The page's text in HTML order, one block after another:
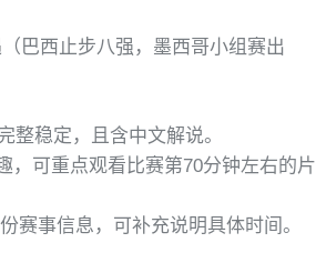
巴西止步八强，墨西哥小组赛出
整稳定，且含中文解说。
，可重点观看比赛第70分钟左右的片
赛事信息，可补充说明具体时间。